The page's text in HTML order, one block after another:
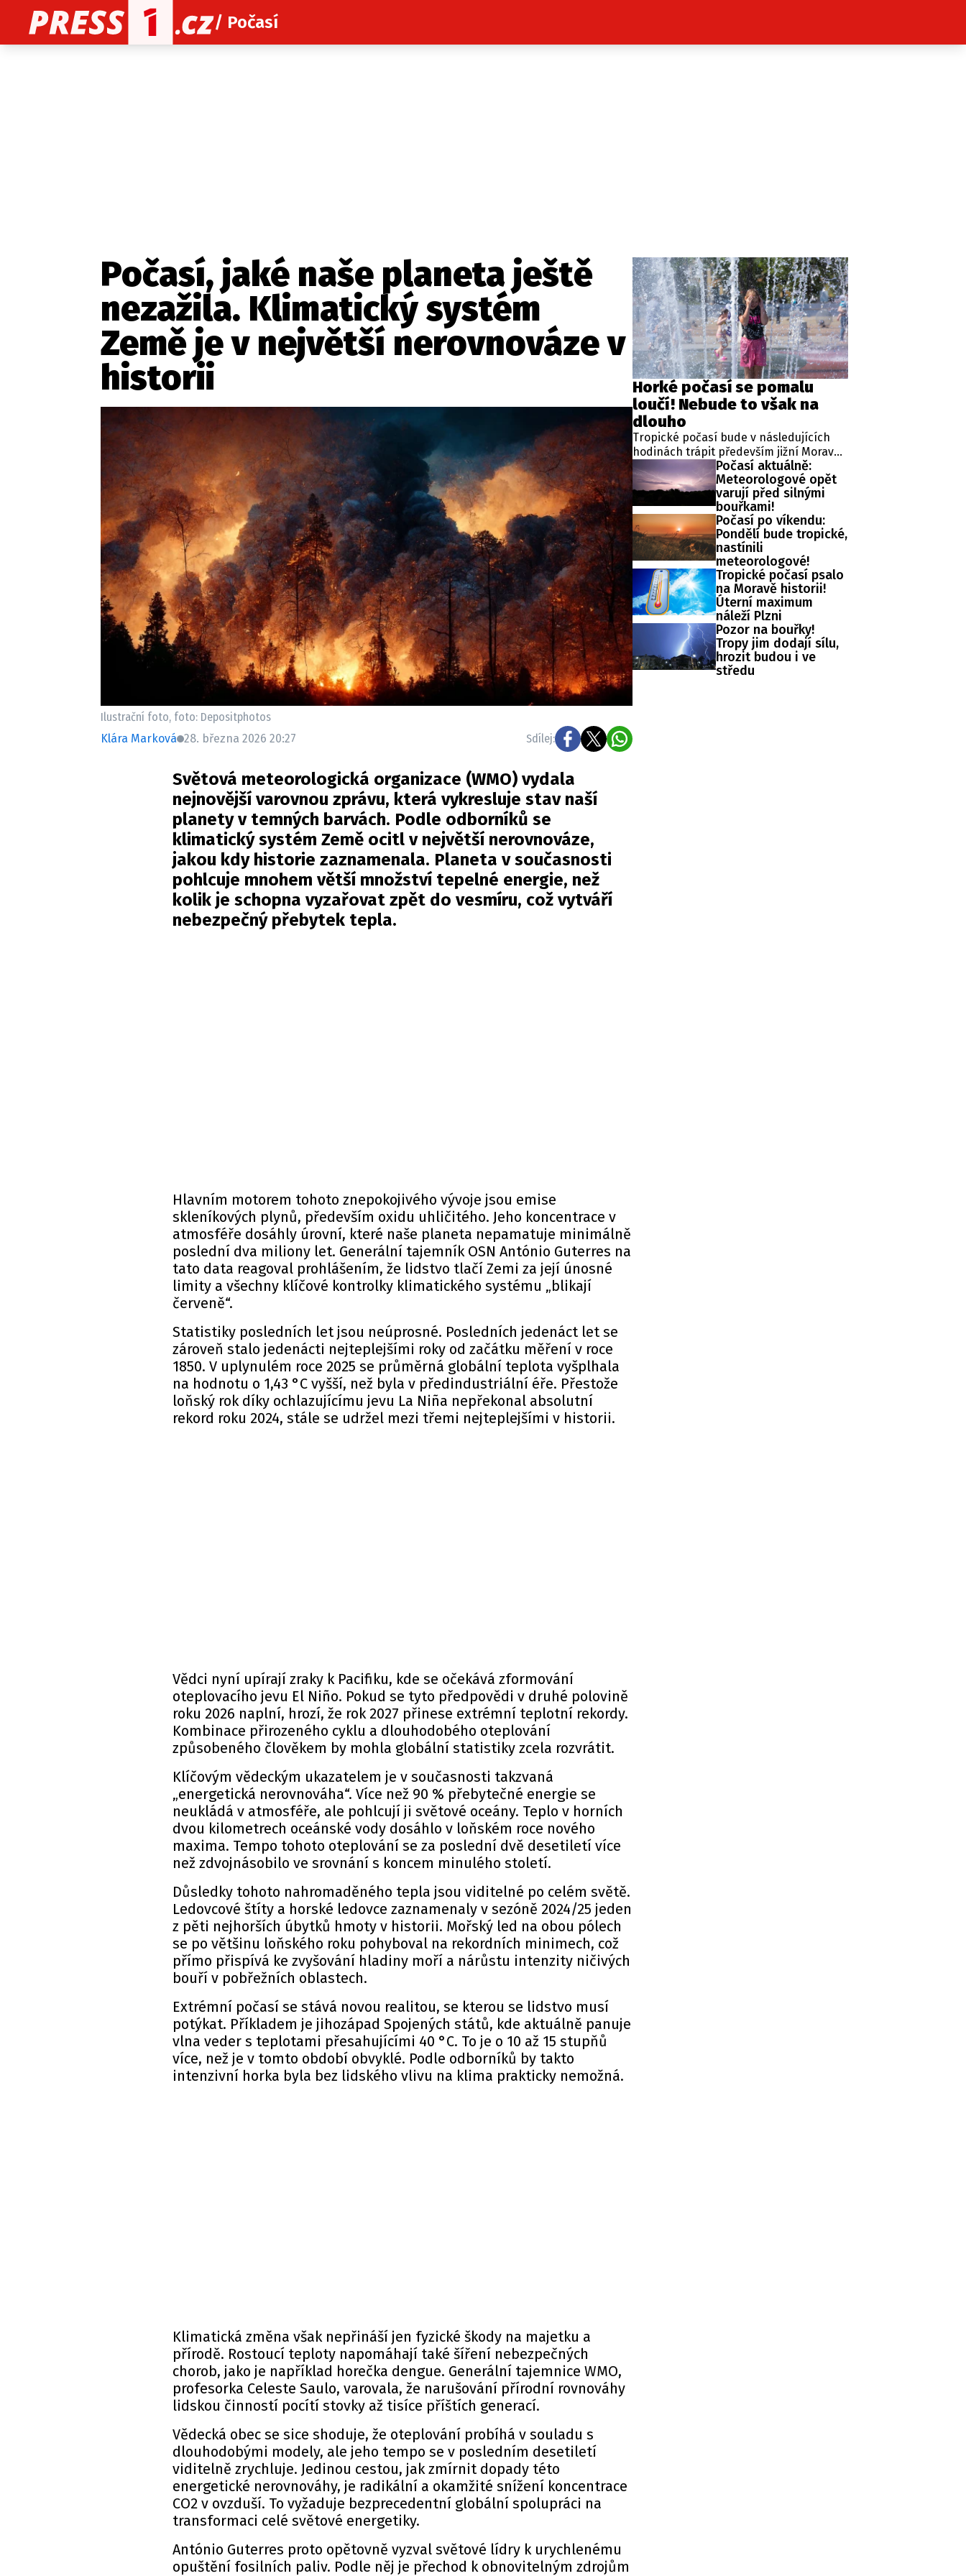
/ Počasí
Nejlepší z vás odměníme
Počasí, jaké naše planeta ještě
nezažila. Klimatický systém
Země je v největší nerovnováze v
historii
Ilustrační foto, foto: Depositphotos
Klára Marková 28. března 2026 20:27 Sdílej:
Světová meteorologická organizace (WMO) vydala
nejnovější varovnou zprávu, která vykresluje stav naší
planety v temných barvách. Podle odborníků se
klimatický systém Země ocitl v největší nerovnováze,
jakou kdy historie zaznamenala. Planeta v současnosti
pohlcuje mnohem větší množství tepelné energie, než
kolik je schopna vyzařovat zpět do vesmíru, což vytváří
nebezpečný přebytek tepla.
Hlavním motorem tohoto znepokojivého vývoje jsou emise
skleníkových plynů, především oxidu uhličitého. Jeho koncentrace v
atmosféře dosáhly úrovní, které naše planeta nepamatuje minimálně
poslední dva miliony let. Generální tajemník OSN António Guterres na
tato data reagoval prohlášením, že lidstvo tlačí Zemi za její únosné
limity a všechny klíčové kontrolky klimatického systému „blikají
červeně“.
Statistiky posledních let jsou neúprosné. Posledních jedenáct let se
zároveň stalo jedenácti nejteplejšími roky od začátku měření v roce
1850. V uplynulém roce 2025 se průměrná globální teplota vyšplhala
na hodnotu o 1,43 °C vyšší, než byla v předindustriální éře. Přestože
loňský rok díky ochlazujícímu jevu La Niña nepřekonal absolutní
rekord roku 2024, stále se udržel mezi třemi nejteplejšími v historii.
Vědci nyní upírají zraky k Pacifiku, kde se očekává zformování
oteplovacího jevu El Niño. Pokud se tyto předpovědi v druhé polovině
roku 2026 naplní, hrozí, že rok 2027 přinese extrémní teplotní rekordy.
Kombinace přirozeného cyklu a dlouhodobého oteplování
způsobeného člověkem by mohla globální statistiky zcela rozvrátit.
Klíčovým vědeckým ukazatelem je v současnosti takzvaná
„energetická nerovnováha“. Více než 90 % přebytečné energie se
neukládá v atmosféře, ale pohlcují ji světové oceány. Teplo v horních
dvou kilometrech oceánské vody dosáhlo v loňském roce nového
maxima. Tempo tohoto oteplování se za poslední dvě desetiletí více
než zdvojnásobilo ve srovnání s koncem minulého století.
Důsledky tohoto nahromaděného tepla jsou viditelné po celém světě.
Ledovcové štíty a horské ledovce zaznamenaly v sezóně 2024/25 jeden
z pěti nejhorších úbytků hmoty v historii. Mořský led na obou pólech
se po většinu loňského roku pohyboval na rekordních minimech, což
přímo přispívá ke zvyšování hladiny moří a nárůstu intenzity ničivých
bouří v pobřežních oblastech.
Extrémní počasí se stává novou realitou, se kterou se lidstvo musí
potýkat. Příkladem je jihozápad Spojených států, kde aktuálně panuje
vlna veder s teplotami přesahujícími 40 °C. To je o 10 až 15 stupňů
více, než je v tomto období obvyklé. Podle odborníků by takto
intenzivní horka byla bez lidského vlivu na klima prakticky nemožná.
Klimatická změna však nepřináší jen fyzické škody na majetku a
přírodě. Rostoucí teploty napomáhají také šíření nebezpečných
chorob, jako je například horečka dengue. Generální tajemnice WMO,
profesorka Celeste Saulo, varovala, že narušování přírodní rovnováhy
lidskou činností pocítí stovky až tisíce příštích generací.
Vědecká obec se sice shoduje, že oteplování probíhá v souladu s
dlouhodobými modely, ale jeho tempo se v posledním desetiletí
viditelně zrychluje. Jedinou cestou, jak zmírnit dopady této
energetické nerovnováhy, je radikální a okamžité snížení koncentrace
CO2 v ovzduší. To vyžaduje bezprecedentní globální spolupráci na
transformaci celé světové energetiky.
António Guterres proto opětovně vyzval světové lídry k urychlenému
opuštění fosilních paliv. Podle něj je přechod k obnovitelným zdrojům
Horké počasí se pomalu
loučí! Nebude to však na
dlouho
Tropické počasí bude v následujících
hodinách trápit především jižní Moravu.
Vyplývá to z aktuální výstrahy Českého
hydrometeorologického ústavu (ČHMÚ).
Meteorologové zároveň avizují, že již o
víkendu by se horké počasí mělo vrátit i
na další místa v republice.
Počasí aktuálně:
Meteorologové opět
varují před silnými
bouřkami!
Počasí po víkendu:
Pondělí bude tropické,
nastínili
meteorologové!
Tropické počasí psalo
na Moravě historii!
Úterní maximum
náleží Plzni
Pozor na bouřky!
Tropy jim dodají sílu,
hrozit budou i ve
středu